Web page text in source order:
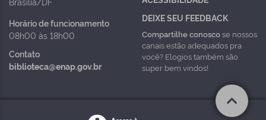
Horário de funcionamento
08h00 às 18h00
Contato
biblioteca@enap.gov.br
DEIXE SEU FEEDBACK
Compartilhe conoscose nossos
canais estão adequados pra
você? Elogios também são
super bem vindos!